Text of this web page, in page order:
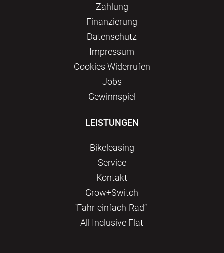
Zahlung
Finanzierung
Datenschutz
Impressum
Сookies Widerrufen
Jobs
Gewinnspiel
LEISTUNGEN
Bikeleasing
Service
Kontakt
Grow+Switch
"Fahr-einfach-Rad“-
All Inclusive Flat